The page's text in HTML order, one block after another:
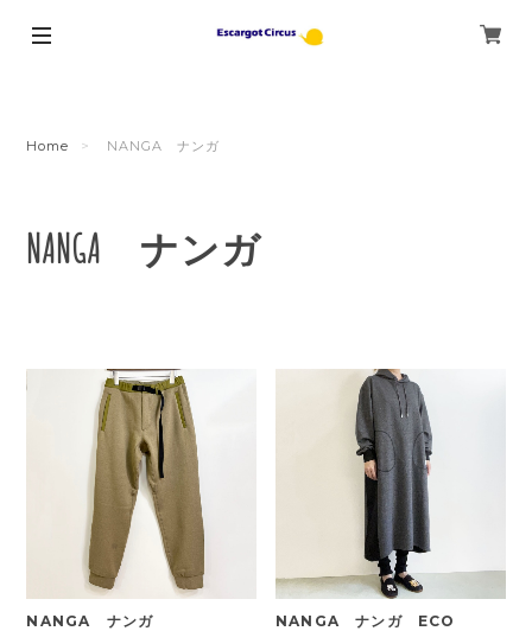
Home NANGA ナンガ
NANGA ナンガ
NANGA ナンガ
NANGA ナンガ ECO